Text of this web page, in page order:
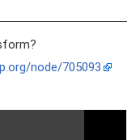
node/705093